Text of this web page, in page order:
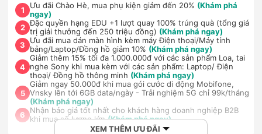
1 Ưu đãi Chào Hè, mua phụ kiện giảm đến 20% (Khám phá
ngay)
2 Đặc quyền hạng EDU +1 lượt quay 100% trúng quà (tổng giá
trị giải thưởng đến 250 triệu đồng) (Khám phá ngay)
3
Ưu đãi mua dán màn hình kèm máy Điện thoại/Máy tính
bảng/Laptop/Đồng hồ giảm 10% (Khám phá ngay)
4
Giảm thêm 15% tối đa 1.000.000đ với các sản phẩm Loa, tai
nghe Sony khi mua kèm với các sản phẩm: Laptop/ Điện
thoại/ Đồng hồ thông minh (Khám phá ngay)
5
Giảm ngay 50.000đ khi mua gói cước di động Mobifone,
Vnsky lên tới 6GB data/ngày - Trải nghiệm 5G chỉ 99k/tháng
(Khám phá ngay)
6
Nhận báo giá tốt nhất cho khách hàng doanh nghiệp B2B
khi mua số lượng lớn(Khám phá ngay)
XEM THÊM ƯU ĐÃI